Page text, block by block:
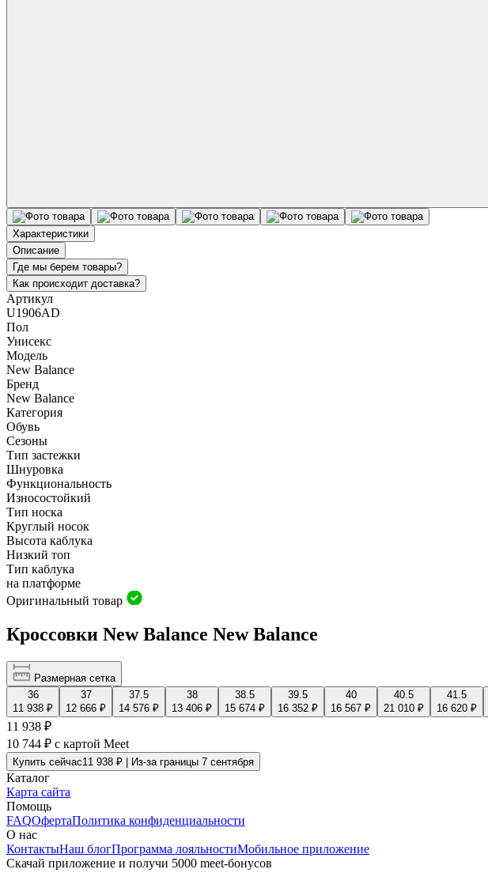
Характеристики
Описание
Где мы берем товары?
Как происходит доставка?
Артикул
U1906AD
Пол
Унисекс
Модель
New Balance
Бренд
New Balance
Категория
Обувь
Сезоны
Тип застежки
Шнуровка
Функциональность
Износостойкий
Тип носка
Круглый носок
Высота каблука
Низкий топ
Тип каблука
на платформе
Оригинальный товар
Кроссовки New Balance New Balance
Размерная сетка
36
11 938 ₽
37
12 666 ₽
37.5
14 576 ₽
38
13 406 ₽
38.5
15 674 ₽
39.5
16 352 ₽
40
16 567 ₽
40.5
21 010 ₽
41.5
16 620 ₽
11 938 ₽
10 744 ₽ с картой Meet
Купить сейчас11 938 ₽ | Из-за границы 7 сентября
Каталог
Карта сайта
Помощь
FAQОфертаПолитика конфиденциальности
О нас
КонтактыНаш блогПрограмма лояльностиМобильное приложение
Скачай приложение и получи 5000 meet-бонусов